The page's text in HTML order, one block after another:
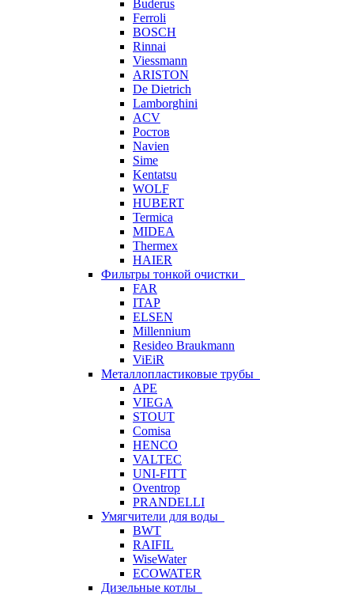
Buderus
Ferroli
BOSCH
Rinnai
Viessmann
ARISTON
De Dietrich
Lamborghini
ACV
Ростов
Navien
Sime
Kentatsu
WOLF
HUBERT
Termica
MIDEA
Thermex
HAIER
Фильтры тонкой очистки
FAR
ITAP
ELSEN
Millennium
Resideo Braukmann
ViEiR
Металлопластиковые трубы
APE
VIEGA
STOUT
Comisa
HENCO
VALTEC
UNI-FITT
Oventrop
PRANDELLI
Умягчители для воды
BWT
RAIFIL
WiseWater
ECOWATER
Дизельные котлы